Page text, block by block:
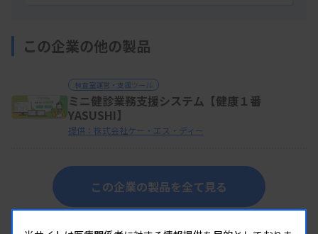
この企業の他の製品
検査室運営・支援ツール
ミニ健診業務支援システム【健康１番
YASUSHI】
提供：株式会社ケー・エス・ディー
この企業の製品を全て見る